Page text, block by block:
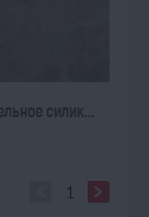
силик...